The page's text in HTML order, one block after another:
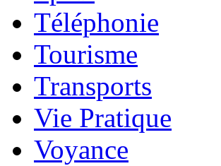
Téléphonie
Tourisme
Transports
Vie Pratique
Voyance